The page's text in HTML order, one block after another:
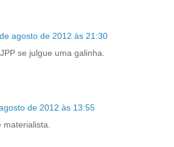
agosto de 2012 às 21:30
se julgue uma galinha.
de 2012 às 13:55
materialista.